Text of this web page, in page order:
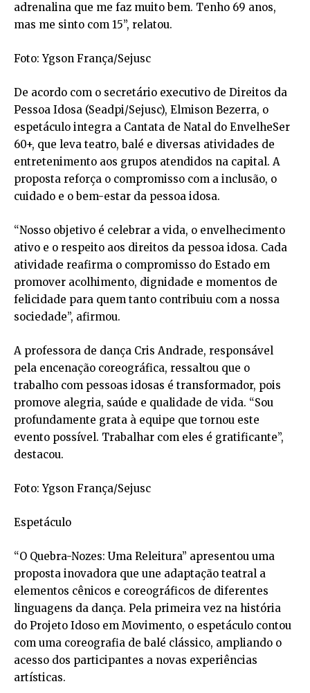
adrenalina que me faz muito bem. Tenho 69 anos,
mas me sinto com 15”, relatou.
Foto: Ygson França/Sejusc
De acordo com o secretário executivo de Direitos da
Pessoa Idosa (Seadpi/Sejusc), Elmison Bezerra, o
espetáculo integra a Cantata de Natal do EnvelheSer
60+, que leva teatro, balé e diversas atividades de
entretenimento aos grupos atendidos na capital. A
proposta reforça o compromisso com a inclusão, o
cuidado e o bem-estar da pessoa idosa.
“Nosso objetivo é celebrar a vida, o envelhecimento
ativo e o respeito aos direitos da pessoa idosa. Cada
atividade reafirma o compromisso do Estado em
promover acolhimento, dignidade e momentos de
felicidade para quem tanto contribuiu com a nossa
sociedade”, afirmou.
A professora de dança Cris Andrade, responsável
pela encenação coreográfica, ressaltou que o
trabalho com pessoas idosas é transformador, pois
promove alegria, saúde e qualidade de vida. “Sou
profundamente grata à equipe que tornou este
evento possível. Trabalhar com eles é gratificante”,
destacou.
Foto: Ygson França/Sejusc
Espetáculo
“O Quebra-Nozes: Uma Releitura” apresentou uma
proposta inovadora que une adaptação teatral a
elementos cênicos e coreográficos de diferentes
linguagens da dança. Pela primeira vez na história
do Projeto Idoso em Movimento, o espetáculo contou
com uma coreografia de balé clássico, ampliando o
acesso dos participantes a novas experiências
artísticas.